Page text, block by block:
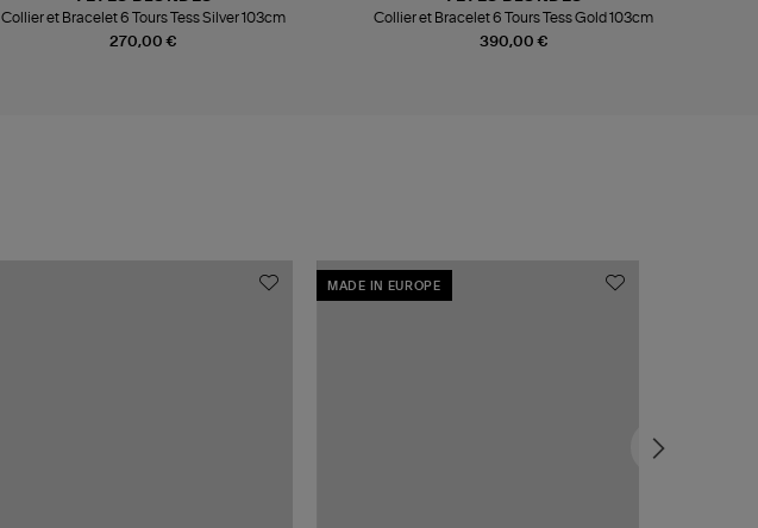
270,00 €
Collier et Bracelet 6 Tours Tess Silver 103cm
390,00 €
Collier et Bracelet 6 Tours Tess Gold 103cm
MADE IN EUROPE